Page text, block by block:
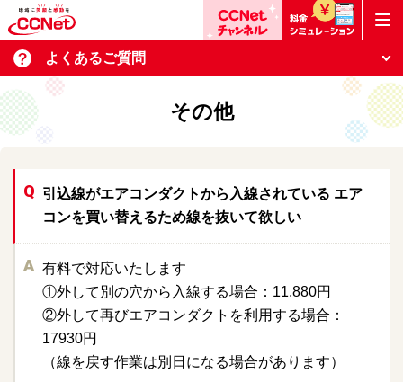
よくあるご質問
その他
引込線がエアコンダクトから入線されている エア
コンを買い替えるため線を抜いて欲しい
有料で対応いたします
①外して別の穴から入線する場合：11,880円
②外して再びエアコンダクトを利用する場合：
17930円
（線を戻す作業は別日になる場合があります）